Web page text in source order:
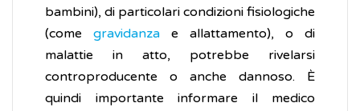
bambini), di particolari condizioni fisiologiche
(come gravidanza e allattamento), o di
malattie in atto, potrebbe rivelarsi
controproducente o anche dannoso. È
quindi importante informare il medico